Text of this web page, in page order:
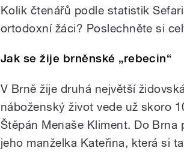
Kolik čtenářů podle statistik
ortodoxní žáci? Poslechněte si
Jak se žije brněnské „rebecin“
V Brně žije druhá největší
náboženský život vede už skoro
Štěpán Menaše Kliment. Do
jeho manželka Kateřina, která si